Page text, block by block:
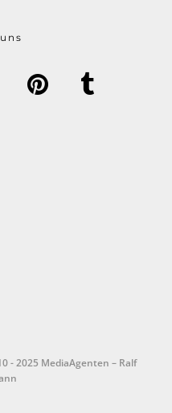
- 2025 MediaAgenten – Ralf